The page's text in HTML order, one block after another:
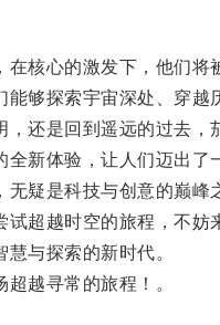
核心的激发下，他们将
探索宇宙深处、穿越
是回到遥远的过去，
体验，让人们迈出了
是科技与创意的巅峰
越时空的旅程，不妨
与探索的新时代。
越寻常的旅程！。